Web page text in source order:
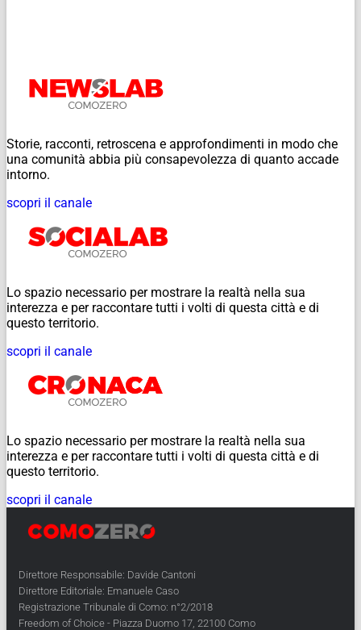
Storie, racconti, retroscena e approfondimenti in modo che
una comunità abbia più consapevolezza di quanto accade
intorno.
scopri il canale
Lo spazio necessario per mostrare la realtà nella sua
interezza e per raccontare tutti i volti di questa città e di
questo territorio.
scopri il canale
Lo spazio necessario per mostrare la realtà nella sua
interezza e per raccontare tutti i volti di questa città e di
questo territorio.
scopri il canale
Direttore Responsabile: Davide Cantoni
Direttore Editoriale: Emanuele Caso
Registrazione Tribunale di Como: n°2/2018
Freedom of Choice - Piazza Duomo 17, 22100 Como